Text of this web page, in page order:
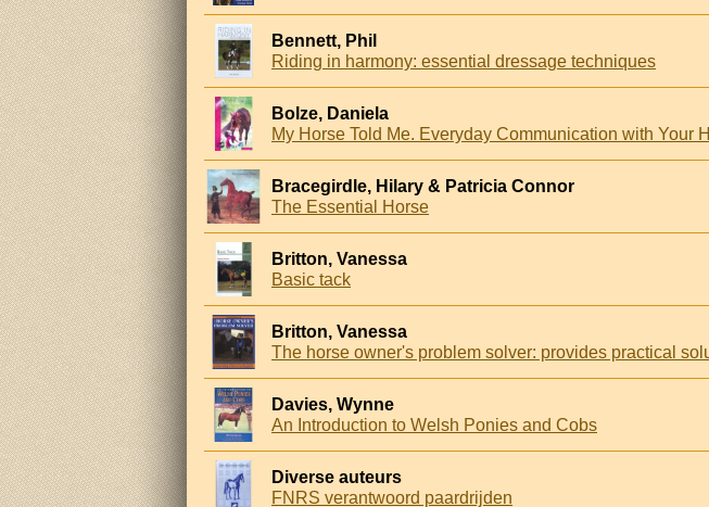
Bennett, Phil
Riding in harmony: essential dressage techniques
Bolze, Daniela
My Horse Told Me. Everyday Communication with Your
Bracegirdle, Hilary & Patricia Connor
The Essential Horse
Britton, Vanessa
Basic tack
Britton, Vanessa
Davies, Wynne
An Introduction to Welsh Ponies and Cobs
Diverse auteurs
FNRS verantwoord paardrijden